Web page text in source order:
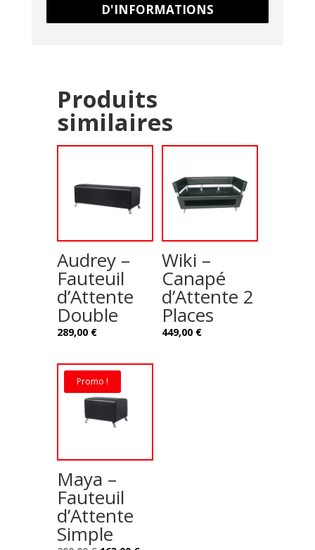
D'INFORMATIONS
Produits
similaires
Audrey –
Fauteuil
d’Attente
Double
289,00 €
Wiki –
Canapé
d’Attente 2
Places
449,00 €
Promo !
Maya –
Fauteuil
d’Attente
Simple